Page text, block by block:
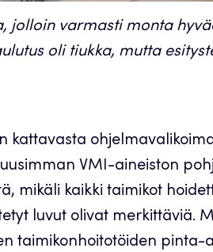
jolloin varmasti monta
oli tiukka, mutta
VMI-aineiston
mikäli kaikki taimikot
luvut olivat merkittäviä.
taimikonhoitotöiden pinta-